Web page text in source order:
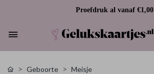
Proefdruk al vanaf €1,00
Geboorte Meisje